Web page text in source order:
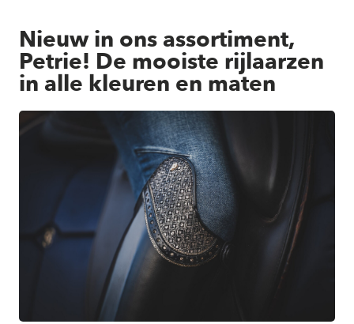
Nieuw in ons assortiment,
Petrie! De mooiste rijlaarzen
in alle kleuren en maten